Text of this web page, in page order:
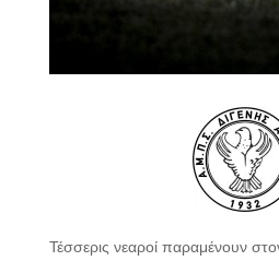
Τέσσερις νεαροί παραμένουν